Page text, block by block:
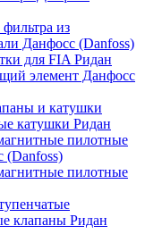
из
Данфосс (Danfoss)
для FIA Ридан
элемент Данфосс
и катушки
катушки Ридан
пилотные
(Danfoss)
пилотные
клапаны Ридан